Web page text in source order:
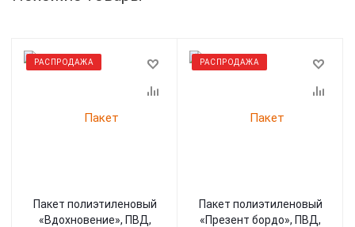
РАСПРОДАЖА
Пакет полиэтиленовый
«Вдохновение», ПВД,
РАСПРОДАЖА
Пакет полиэтиленовый
«Презент бордо», ПВД,